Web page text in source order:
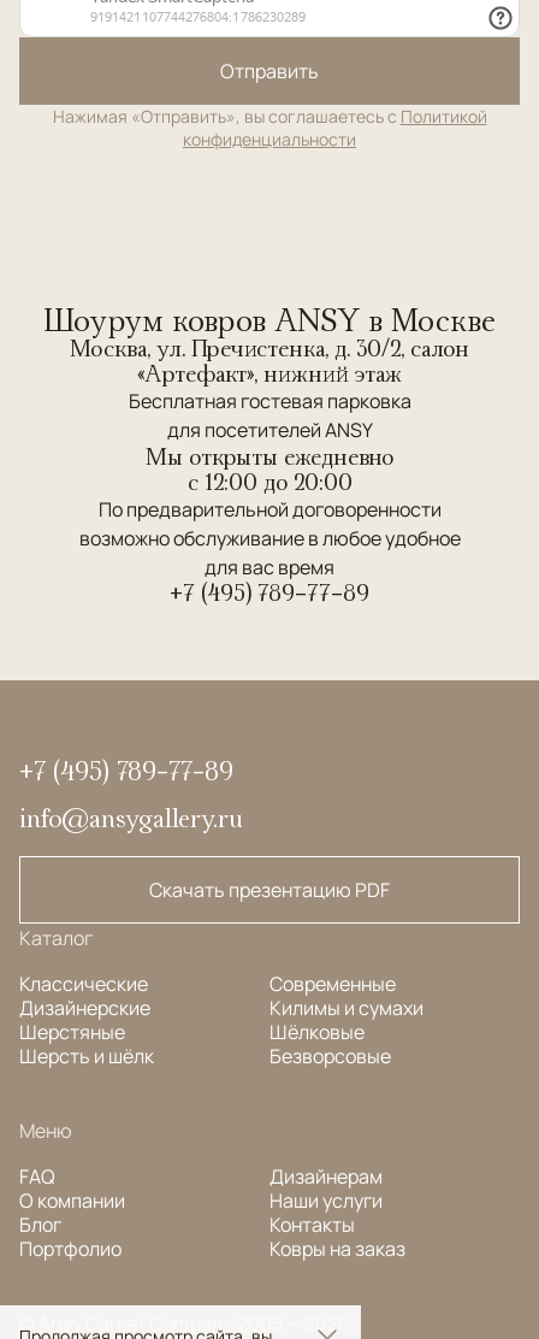
Отправить
Нажимая «Отправить», вы соглашаетесь с Политикой
конфиденциальности
Шоурум ковров ANSY в Москве
Москва, ул. Пречистенка, д. 30/2, салон
«Артефакт», нижний этаж
Бесплатная гостевая парковка
для посетителей ANSY
Мы открыты ежедневно
c 12:00 до 20:00
По предварительной договоренности
возможно обслуживание в любое удобное
для вас время
+7 (495) 789-77-89
+7 (495) 789-77-89
info@ansygallery.ru
Скачать презентацию PDF
Каталог
Классические
Дизайнерские
Шерстяные
Шерсть и шёлк
Современные
Килимы и сумахи
Шёлковые
Безворсовые
Меню
FAQ
О компании
Блог
Портфолио
Дизайнерам
Наши услуги
Контакты
Ковры на заказ
© Ansy Carpet Company 2005 — 2026